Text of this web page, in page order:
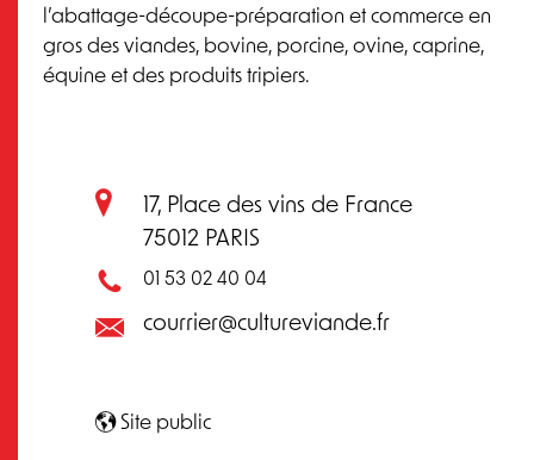
l’abattage-découpe-préparation et commerce en
gros des viandes, bovine, porcine, ovine, caprine,
équine et des produits tripiers.
17, Place des vins de France
75012 PARIS
01 53 02 40 04
courrier@cultureviande.fr
Site public